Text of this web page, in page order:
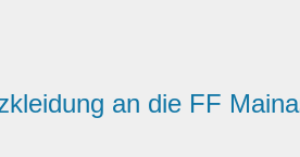
an die FF